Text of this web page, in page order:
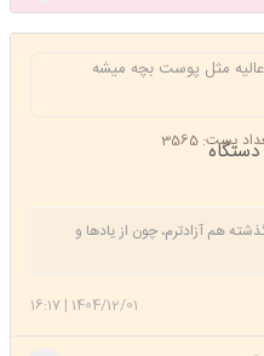
پست: 3565
مثل پوست بچه میشه
هم آزادترم، چون از یادها و
دوام ندارد.
1404/12/01
|
16:17